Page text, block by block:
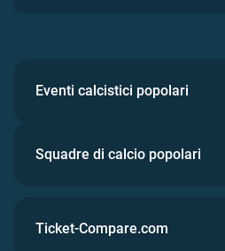
Eventi calcistici popolari
Squadre di calcio popolari
Ticket-Compare.com